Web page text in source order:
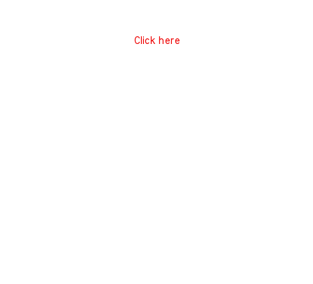
Click here